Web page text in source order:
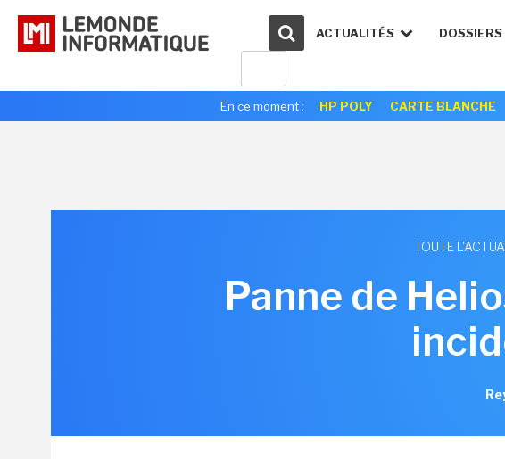
ACTUALITÉS DOSSIERS
En ce moment : HP POLY CARTE BLANCHE
TOUTE
Panne de